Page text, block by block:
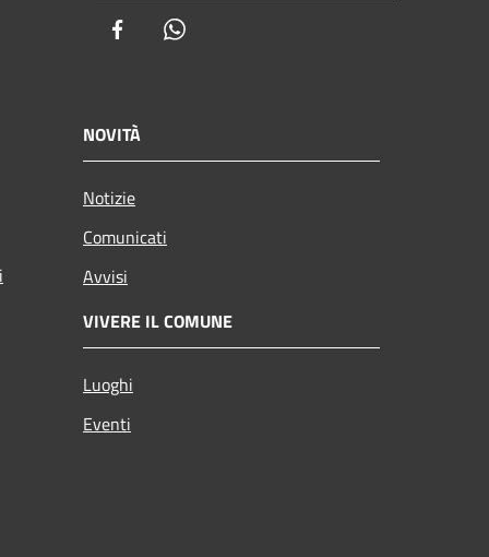
Facebook
NOVITÀ
Notizie
Comunicati
Avvisi
VIVERE IL COMUNE
Luoghi
Eventi